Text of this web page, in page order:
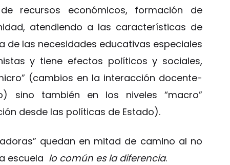
recursos económicos, formación de
atendiendo a las características de
de las necesidades educativas especiales
y tiene efectos políticos y sociales,
(cambios en la interacción docente-
sino también en los niveles “macro”
desde las políticas de Estado).
quedan en mitad de camino al no
escuela lo común es la diferencia.